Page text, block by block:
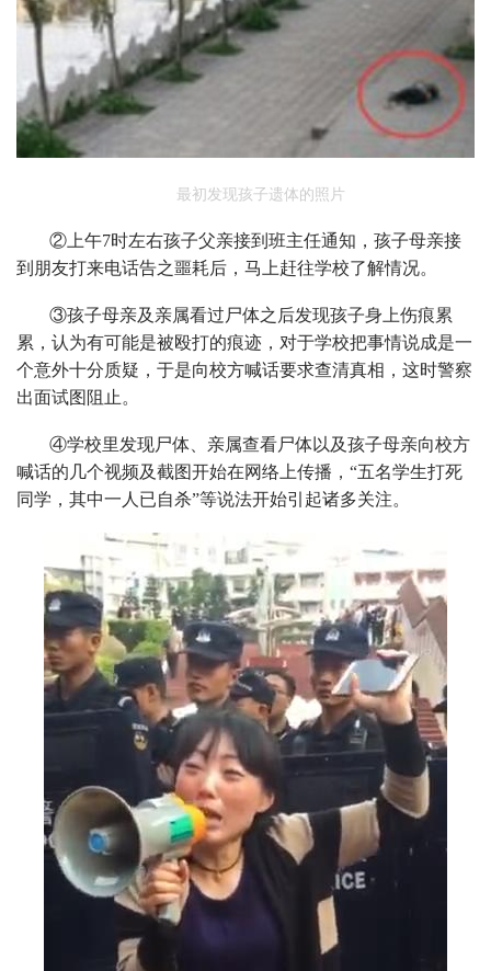
最初发现孩子遗体的照片
②上午7时左右孩子父亲接到班主任通知，孩子母亲接
到朋友打来电话告之噩耗后，马上赶往学校了解情况。
③孩子母亲及亲属看过尸体之后发现孩子身上伤痕累
累，认为有可能是被殴打的痕迹，对于学校把事情说成是一
个意外十分质疑，于是向校方喊话要求查清真相，这时警察
出面试图阻止。
④学校里发现尸体、亲属查看尸体以及孩子母亲向校方
喊话的几个视频及截图开始在网络上传播，“五名学生打死
同学，其中一人已自杀”等说法开始引起诸多关注。